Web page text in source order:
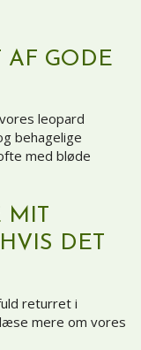
GODE
leopard
behagelige
med bløde
MIT
DET
returret i
mere om vores